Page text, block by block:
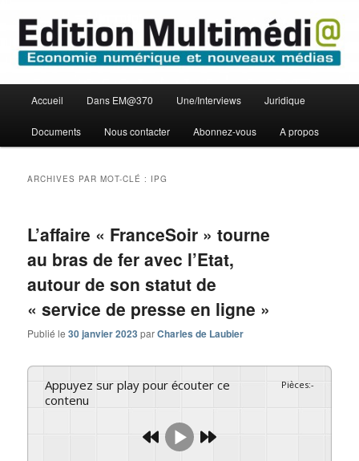
contenu
principal
contenu
secondaire
Edition Multimédi@
principal
Accueil Dans EM@370 Une/Interviews Juridique
Documents Nous contacter Abonnez-vous A propos
ARCHIVES PAR MOT-CLÉ : IPG
L’affaire « FranceSoir » tourne
au bras de fer avec l’Etat,
autour de son statut de
« service de presse en ligne »
Publié le30 janvier 2023 parCharles de Laubier
Appuyez sur play pour écouter ce
contenu
Pièces:-